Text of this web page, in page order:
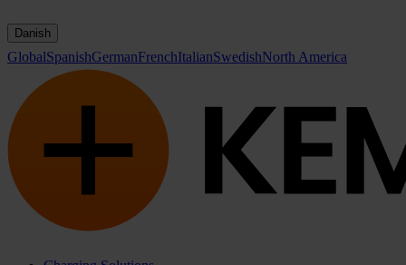
Danish
GlobalSpanishGermanFrenchItalianSwedishNorth America